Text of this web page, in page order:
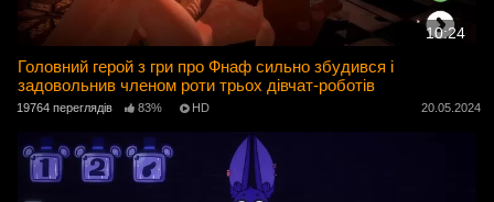
10:24
Головний герой з гри про Фнаф сильно збудився і
задовольнив членом роти трьох дівчат-роботів
19764 переглядів 83% HD 20.05.2024